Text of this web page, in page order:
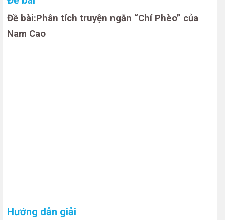
Đề bài:Phân tích truyện ngắn “Chí Phèo” của
Nam Cao
Hướng dẫn giải